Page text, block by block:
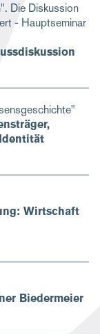
Die Diskussion
- Hauptseminar
Wirtschaft
Biedermeier